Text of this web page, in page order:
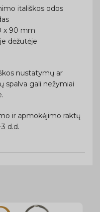
itališkos odos
x 90 mm
dėžutėje
nustatymų ar
spalva gali nežymiai
ir apmokėjimo raktų
d.d.